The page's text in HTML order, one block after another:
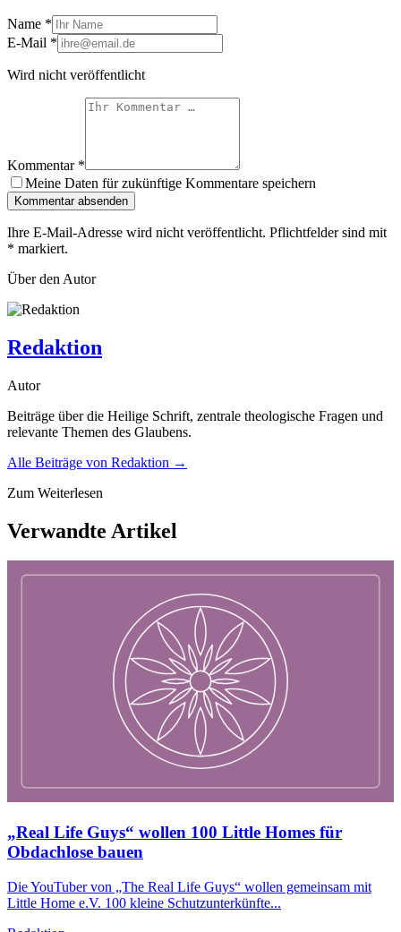
Name *
E-Mail *
Wird nicht veröffentlicht
Kommentar *
Meine Daten für zukünftige Kommentare speichern
Kommentar absenden
Ihre E-Mail-Adresse wird nicht veröffentlicht. Pflichtfelder sind mit
* markiert.
Über den Autor
Redaktion
Autor
Beiträge über die Heilige Schrift, zentrale theologische Fragen und
relevante Themen des Glaubens.
Alle Beiträge von Redaktion →
Zum Weiterlesen
Verwandte Artikel
„Real Life Guys“ wollen 100 Little Homes für
Obdachlose bauen
Die YouTuber von „The Real Life Guys“ wollen gemeinsam mit
Little Home e.V. 100 kleine Schutzunterkünfte...